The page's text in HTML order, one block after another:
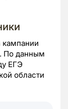
кампании
По данным
ЕГЭ
области